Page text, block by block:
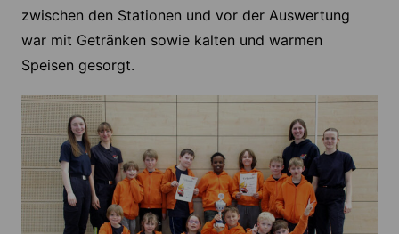
zwischen den Stationen und vor der Auswertung
war mit Getränken sowie kalten und warmen
Speisen gesorgt.